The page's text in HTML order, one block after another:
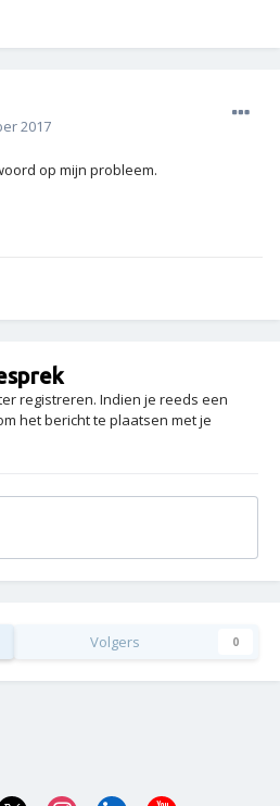
2017
op mijn probleem.
registreren. Indien je reeds een
het bericht te plaatsen met je
Volgers 0